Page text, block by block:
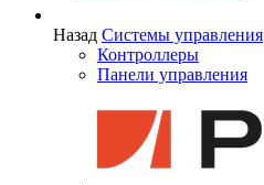
Назад Системы управления
Контроллеры
Панели управления